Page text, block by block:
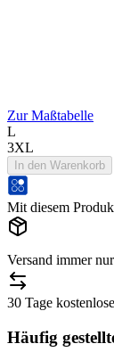
Zur Maßtabelle
L
3XL
In den Warenkorb
Mit diesem
Versand immer
30 Tage
Häufig